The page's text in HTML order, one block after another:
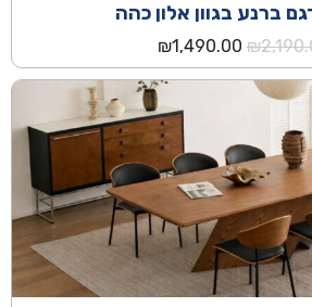
ברנע בגוון אלון כהה
₪ המחיר
המקורי
היה:
₪2,190.00.
₪1,490.00
הנוכחי
הוא:
₪1,490.00.